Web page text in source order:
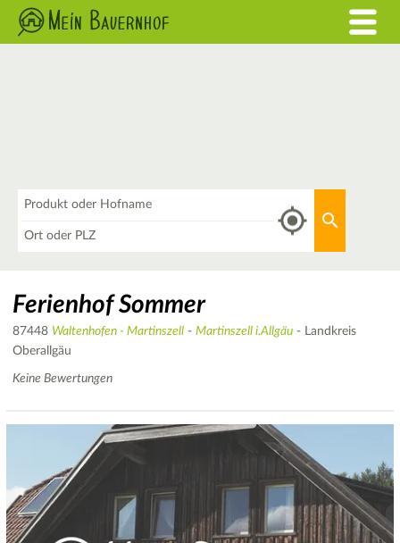
Ferienhof Sommer
87448 Waltenhofen - Martinszell - Martinszell i.Allgäu - Landkreis
Oberallgäu
Keine Bewertungen